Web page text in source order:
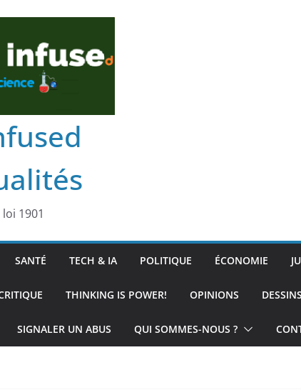
1901
SANTÉ TECH & IA POLITIQUE ÉCONOMIE
THINKING IS POWER! OPINIONS
SIGNALER UN ABUS QUI SOMMES-NOUS ?